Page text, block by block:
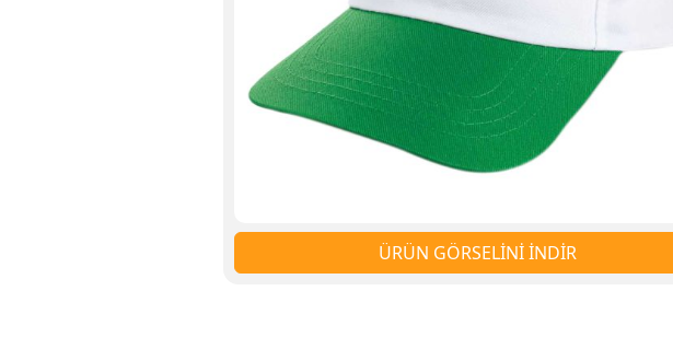
ÜRÜN GÖRSELİNİ İNDİR